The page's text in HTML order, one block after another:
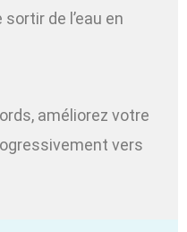
de l’eau en
améliorez votre
vers